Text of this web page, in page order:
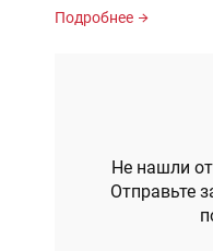
Подробнее
Не нашли
Отправьте